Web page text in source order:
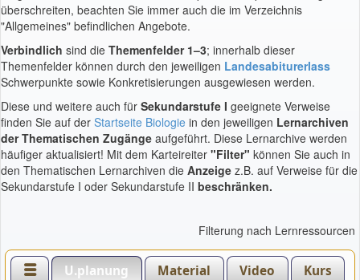
überschreiten, beachten Sie immer auch die im Verzeichnis
"Allgemeines" befindlichen Angebote.
Verbindlich sind die Themenfelder 1–3; innerhalb dieser
Themenfelder können durch den jeweiligen Landesabiturerlass
Schwerpunkte sowie Konkretisierungen ausgewiesen werden.
Diese und weitere auch für Sekundarstufe I geeignete Verweise
finden Sie auf der Startseite Biologie in den jeweiligen Lernarchiven
der Thematischen Zugänge aufgeführt. Diese Lernarchive werden
häufiger aktualisiert! Mit dem Karteireiter "Filter" können Sie auch in
den Thematischen Lernarchiven die Anzeige z.B. auf Verweise für die
Sekundarstufe I oder Sekundarstufe II beschränken.
Filterung nach Lernressourcen
U.planung Material Video Kurs